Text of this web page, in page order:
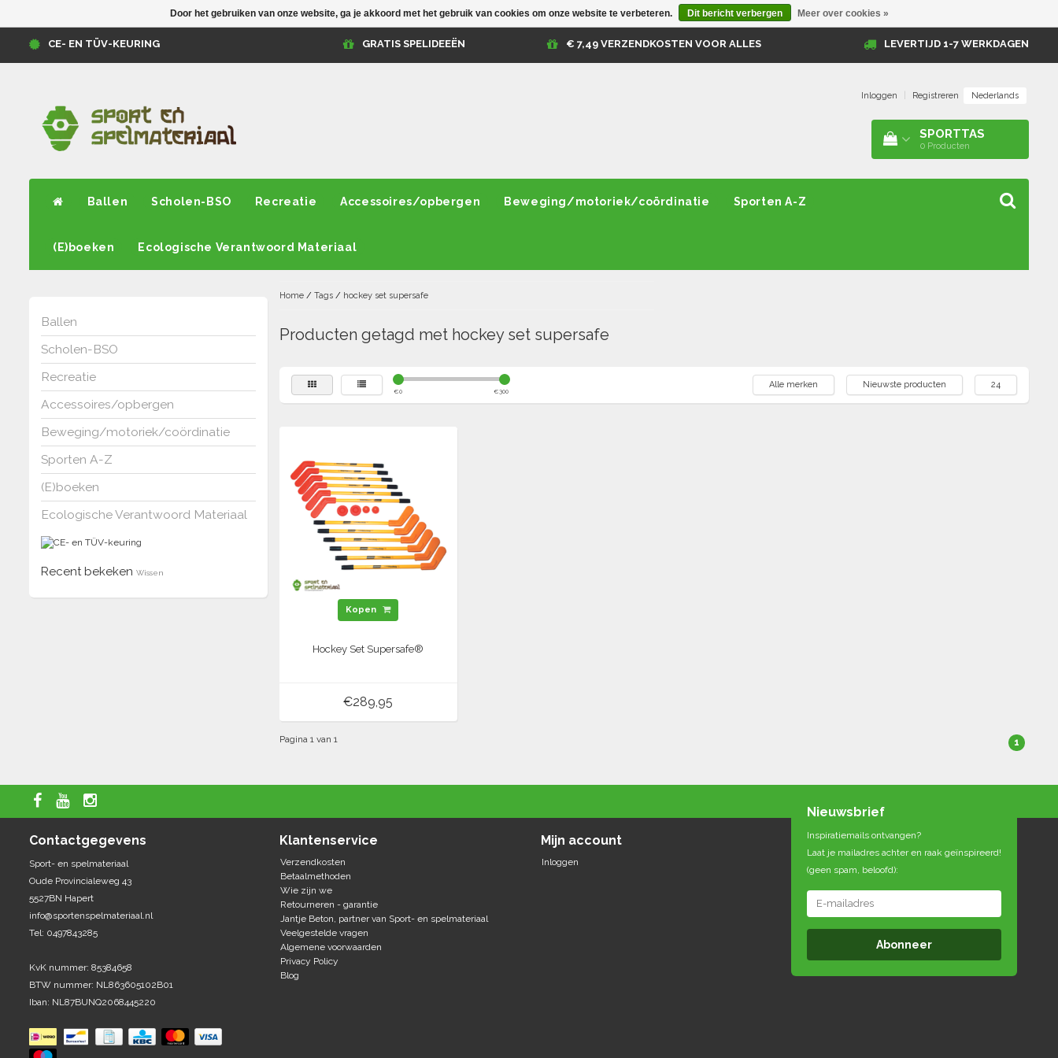
CE- EN TÜV-KEURING GRATIS SPELIDEEËN € 7,49 VERZENDKOSTEN VOOR ALLES LEVERTIJD 1-7 WERKDAGEN
Inloggen Registreren Nederlands
SPORTTAS
0 Producten
Ballen Scholen-BSO Recreatie Accessoires/opbergen Beweging/motoriek/coördinatie Sporten A-Z
(E)boeken Ecologische Verantwoord Materiaal
Ballen
Scholen-BSO
Recreatie
Accessoires/opbergen
Beweging/motoriek/coördinatie
Sporten A-Z
(E)boeken
Ecologische Verantwoord Materiaal
Recent bekeken Wissen
Home/ Tags/ hockey set supersafe
Producten getagd met hockey set supersafe
€0 €300
Alle merken Nieuwste producten 24
Kopen
Hockey Set Supersafe®
€289,95
Pagina 1 van 1 1
Contactgegevens
Sport- en spelmateriaal
Oude Provincialeweg 43
5527BN Hapert
info@sportenspelmateriaal.nl
Tel: 0497843285
KvK nummer: 85384658
BTW nummer: NL863605102B01
Iban: NL87BUNQ2068445220
Klantenservice
Verzendkosten
Betaalmethoden
Wie zijn we
Retourneren - garantie
Jantje Beton, partner van Sport- en spelmateriaal
Veelgestelde vragen
Algemene voorwaarden
Privacy Policy
Blog
Mijn account
Inloggen
Nieuwsbrief
Inspiratiemails ontvangen?
Laat je mailadres achter en raak geïnspireerd!
(geen spam, beloofd):
Abonneer
Door het gebruiken van onze website, ga je akkoord met het gebruik van cookies om onze website te verbeteren. Dit bericht verbergen Meer over cookies »